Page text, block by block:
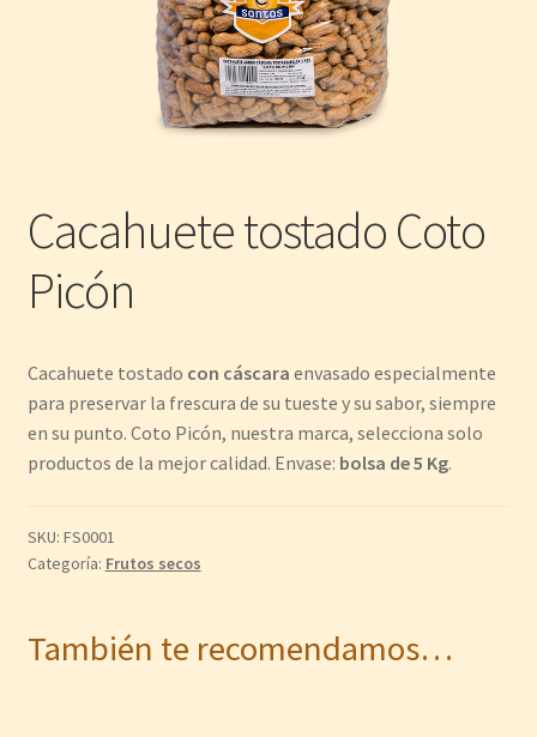
Cacahuete tostado Coto
Picón
Cacahuete tostado con cáscara envasado especialmente
para preservar la frescura de su tueste y su sabor, siempre
en su punto. Coto Picón, nuestra marca, selecciona solo
productos de la mejor calidad. Envase: bolsa de 5 Kg.
SKU: FS0001
Categoría: Frutos secos
También te recomendamos…